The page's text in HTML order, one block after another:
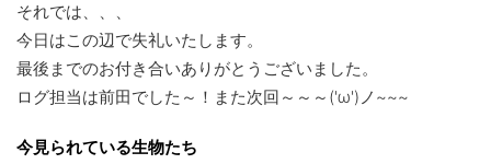
それでは、、、
今日はこの辺で失礼いたします。
最後までのお付き合いありがとうございました。
ログ担当は前田でした～！また次回～～～('ω')ノ~~~
今見られている生物たち